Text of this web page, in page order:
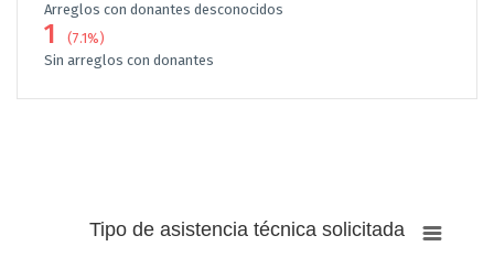
Arreglos con donantes desconocidos
1
(7.1%)
Sin arreglos con donantes
Tipo de asistencia técnica solicitada